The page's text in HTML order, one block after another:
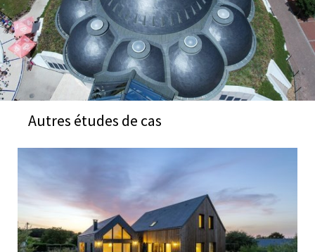
Autres études de cas